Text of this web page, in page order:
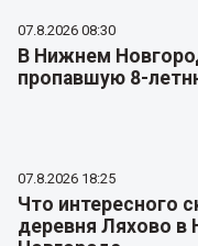
07.8.2026 08:30
В Нижнем
пропавшую 8-
07.8.2026 18:25
Что интересного
деревня Ляхово в